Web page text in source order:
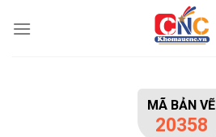
MÃ BẢN VẼ
20358